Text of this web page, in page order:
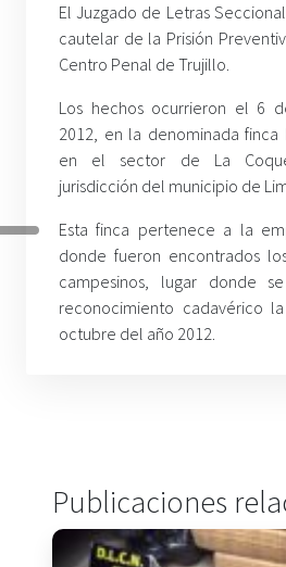
El Juzgado de Letras
cautelar de la Prisión
Centro Penal de Trujillo.
Los hechos ocurrieron el 6
2012, en la denominada finca
en el sector de La
jurisdicción del municipio de
Esta finca pertenece a la
donde fueron encontrados
campesinos, lugar donde
reconocimiento cadavérico
octubre del año 2012.
Publicaciones